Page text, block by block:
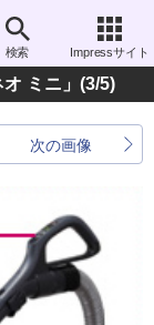
検索 Impressサイト
ミニ」 (3/5)
次の画像